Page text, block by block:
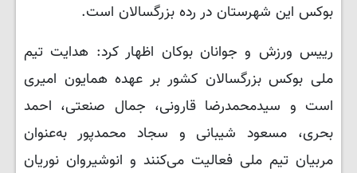
بوکس این شهرستان در رده بزرگسالان است.
رییس ورزش و جوانان بوکان اظهار کرد: هدایت تیم
ملی بوکس بزرگسالان کشور بر عهده همایون امیری
است و سیدمحمدرضا قارونی، جمال صنعتی، احمد
بحری، مسعود شیبانی و سجاد محمدپور به‌عنوان
مربیان تیم ملی فعالیت می‌کنند و انوشیروان نوریان